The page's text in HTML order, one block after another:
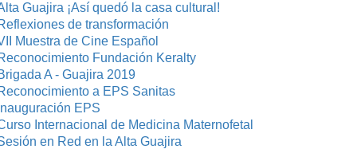
Guajira ¡Así quedó la casa cultural!
de transformación
Muestra de Cine Español
Fundación Keralty
A - Guajira 2019
a EPS Sanitas
EPS
Internacional de Medicina Maternofetal
en Red en la Alta Guajira